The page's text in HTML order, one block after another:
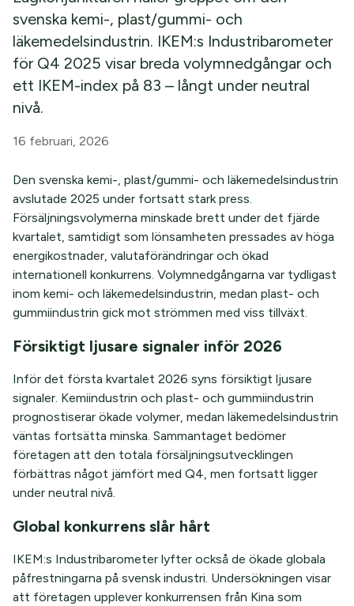
svenska kemi-, plast/gummi- och
läkemedelsindustrin. IKEM:s Industribarometer
för Q4 2025 visar breda volymnedgångar och
ett IKEM-index på 83 – långt under neutral
nivå.
16 februari, 2026
Den svenska kemi-, plast/gummi- och läkemedelsindustrin
avslutade 2025 under fortsatt stark press.
Försäljningsvolymerna minskade brett under det fjärde
kvartalet, samtidigt som lönsamheten pressades av höga
energikostnader, valutaförändringar och ökad
internationell konkurrens. Volymnedgångarna var tydligast
inom kemi- och läkemedelsindustrin, medan plast- och
gummiindustrin gick mot strömmen med viss tillväxt.
Försiktigt ljusare signaler inför 2026
Inför det första kvartalet 2026 syns försiktigt ljusare
signaler. Kemiindustrin och plast- och gummiindustrin
prognostiserar ökade volymer, medan läkemedelsindustrin
väntas fortsätta minska. Sammantaget bedömer
företagen att den totala försäljningsutvecklingen
förbättras något jämfört med Q4, men fortsatt ligger
under neutral nivå.
Global konkurrens slår hårt
IKEM:s Industribarometer lyfter också de ökade globala
påfrestningarna på svensk industri. Undersökningen visar
att företagen upplever konkurrensen från Kina som